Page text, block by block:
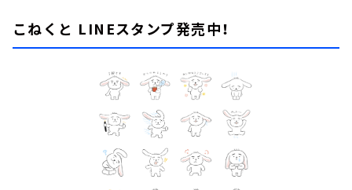
こねくと LINEスタンプ発売中！